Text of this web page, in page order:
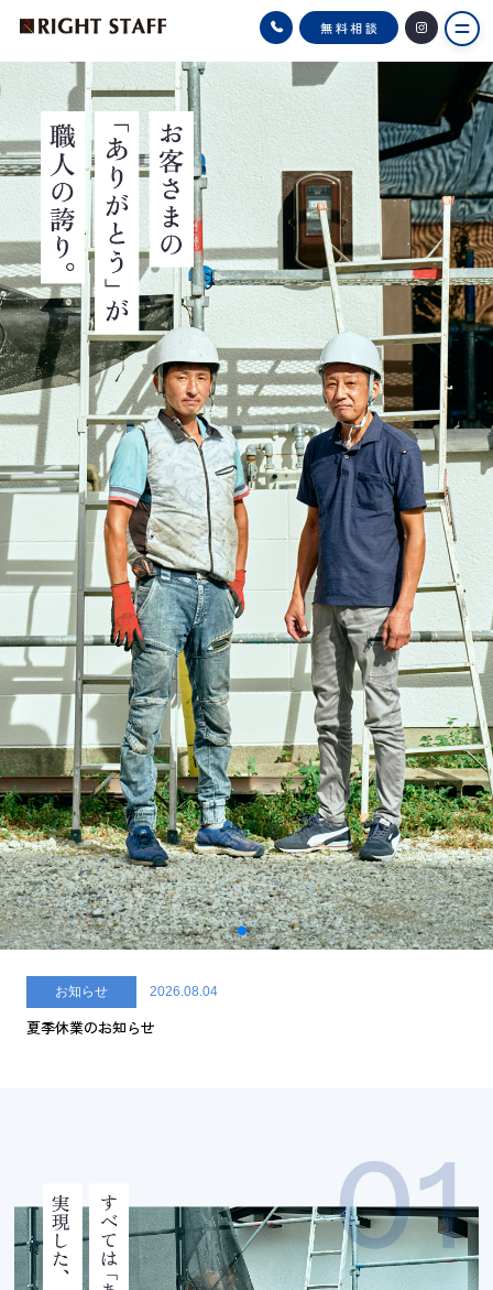
お知らせ 2026.08.04
夏季休業のお知らせ